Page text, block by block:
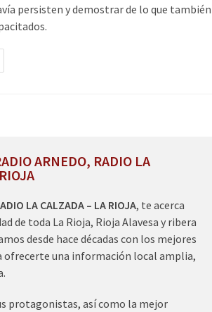
persisten y demostrar de lo que también
ARNEDO, RADIO LA
LA CALZADA – LA RIOJA, te acerca
de toda La Rioja, Rioja Alavesa y ribera
desde hace décadas con los mejores
ofrecerte una información local amplia,
protagonistas, así como la mejor